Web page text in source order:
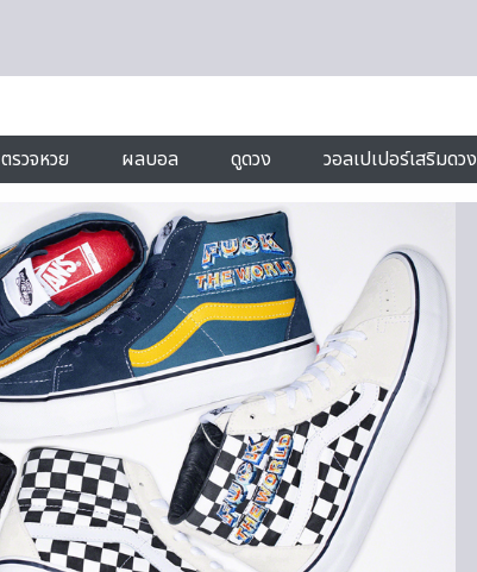
ตรวจหวย ผลบอล ดูดวง วอลเปเปอร์เสริมดวง